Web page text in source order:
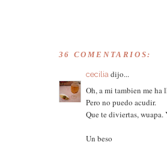
36 COMENTARIOS:
ceciliadijo...
Oh, a mi tambien me
Pero no puedo acudir.
Que te diviertas, wuapa.
Un beso